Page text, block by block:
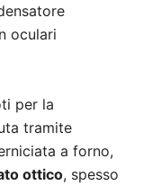
oculari
per la
tramite
a forno,
ottico, spesso